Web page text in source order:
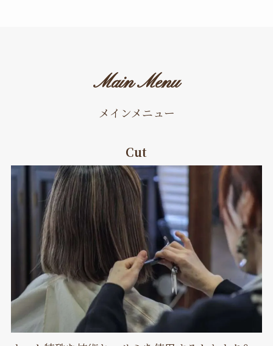
Main Menu
メインメニュー
Cut